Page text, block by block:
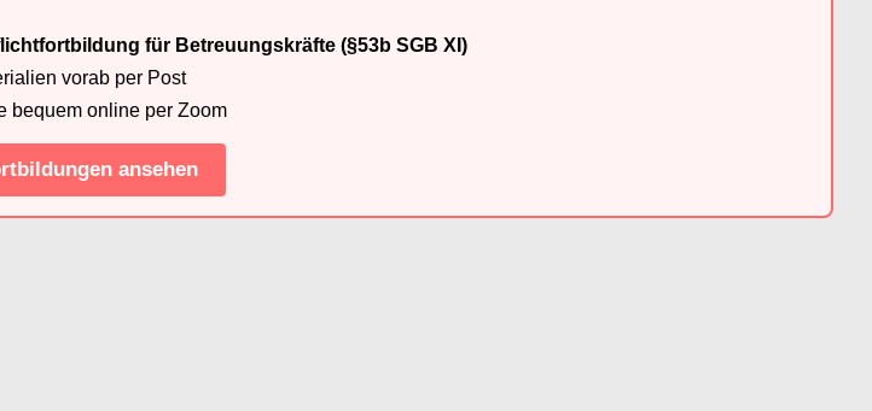
für Betreuungskräfte (§53b SGB XI)
vorab per Post
bequem online per Zoom
ansehen